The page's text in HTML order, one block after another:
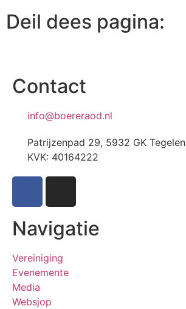
Deil dees pagina:
Contact
info@boereraod.nl
Patrijzenpad 29, 5932 GK Tegelen
KVK: 40164222
Navigatie
Vereiniging
Evenemente
Media
Websjop